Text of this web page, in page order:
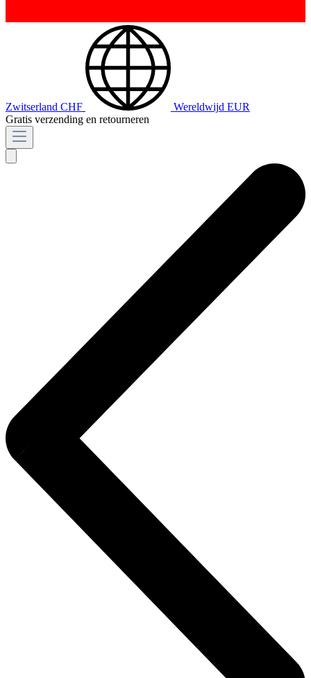
Zwitserland CHF Wereldwijd EUR
Gratis verzending en retourneren